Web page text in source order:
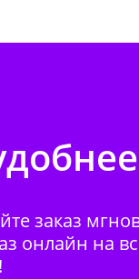
заказ
онлайн на